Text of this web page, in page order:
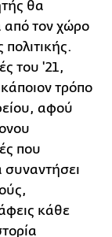
θα
από τον χώρο
του '21,
τρόπο
αφού
που
κάθε